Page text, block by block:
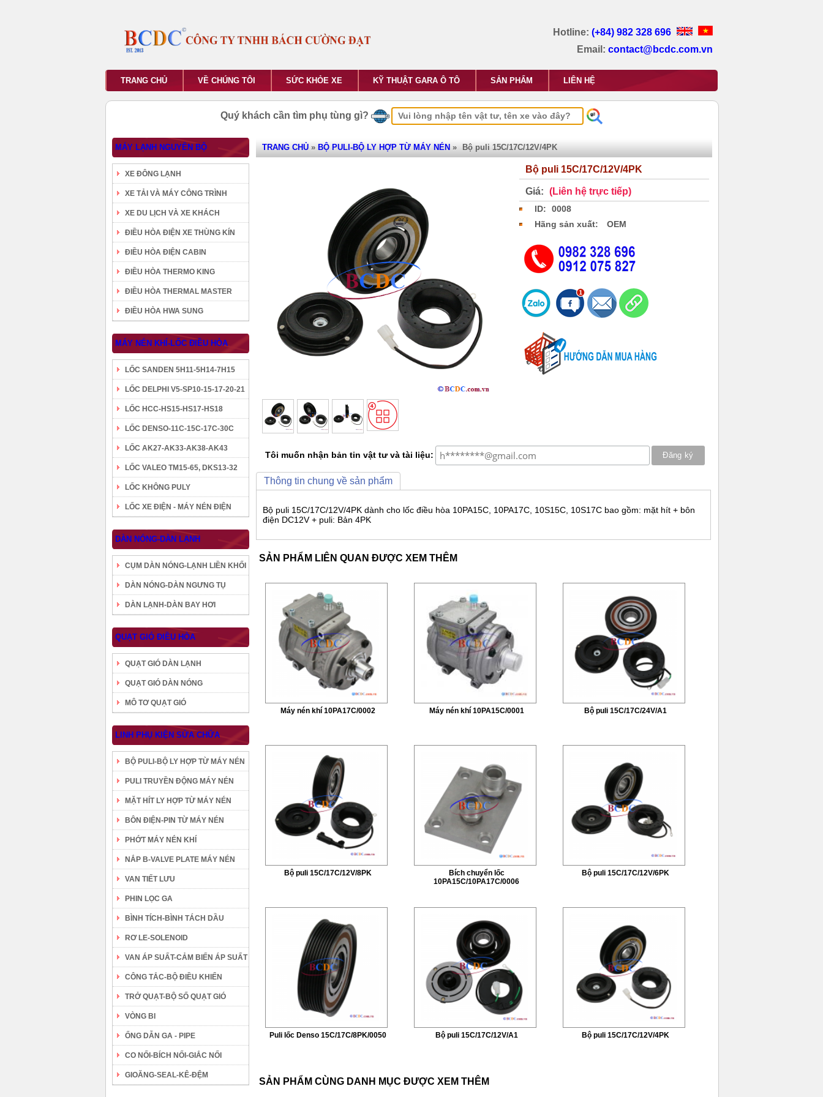
Hotline: (+84) 982 328 696
Email: contact@bcdc.com.vn
TRANG CHỦ VỀ CHÚNG TÔI SỨC KHỎE XE KỸ THUẬT GARA Ô TÔ SẢN PHẨM LIÊN HỆ
Quý khách cần tìm phụ tùng gì?
MÁY LẠNH NGUYÊN BỘ
XE ĐÔNG LẠNH
XE TẢI VÀ MÁY CÔNG TRÌNH
XE DU LỊCH VÀ XE KHÁCH
ĐIỀU HÒA ĐIỆN XE THÙNG KÍN
ĐIỀU HÒA ĐIỆN CABIN
ĐIỀU HÒA THERMO KING
ĐIỀU HÒA THERMAL MASTER
ĐIỀU HÒA HWA SUNG
MÁY NÉN KHÍ-LỐC ĐIỀU HÒA
LỐC SANDEN 5H11-5H14-7H15
LỐC DELPHI V5-SP10-15-17-20-21
LỐC HCC-HS15-HS17-HS18
LỐC DENSO-11C-15C-17C-30C
LỐC AK27-AK33-AK38-AK43
LỐC VALEO TM15-65, DKS13-32
LỐC KHÔNG PULY
LỐC XE ĐIỆN - MÁY NÉN ĐIỆN
DÀN NÓNG-DÀN LẠNH
CỤM DÀN NÓNG-LẠNH LIỀN KHỐI
DÀN NÓNG-DÀN NGƯNG TỤ
DÀN LẠNH-DÀN BAY HƠI
QUẠT GIÓ ĐIỀU HÒA
QUẠT GIÓ DÀN LẠNH
QUẠT GIÓ DÀN NÓNG
MÔ TƠ QUẠT GIÓ
LINH PHỤ KIỆN SỬA CHỮA
BỘ PULI-BỘ LY HỢP TỪ MÁY NÉN
PULI TRUYỀN ĐỘNG MÁY NÉN
MẶT HÍT LY HỢP TỪ MÁY NÉN
BÔN ĐIỆN-PIN TỪ MÁY NÉN
PHỚT MÁY NÉN KHÍ
NẮP B-VALVE PLATE MÁY NÉN
VAN TIẾT LƯU
PHIN LỌC GA
BÌNH TÍCH-BÌNH TÁCH DẦU
RƠ LE-SOLENOID
VAN ÁP SUẤT-CẢM BIẾN ÁP SUẤT
CÔNG TẮC-BỘ ĐIỀU KHIỂN
TRỞ QUẠT-BỘ SỐ QUẠT GIÓ
VÒNG BI
ỐNG DẪN GA - PIPE
CO NỐI-BÍCH NỐI-GIẮC NỐI
GIOĂNG-SEAL-KÊ-ĐỆM
TRANG CHỦ » BỘ PULI-BỘ LY HỢP TỪ MÁY NÉN » Bộ puli 15C/17C/12V/4PK
Bộ puli 15C/17C/12V/4PK
Giá: (Liên hệ trực tiếp)
ID:
0008
Hãng sản xuất:
OEM
Tôi muốn nhận bản tin vật tư và tài liệu:
Thông tin chung về sản phẩm
Bộ puli 15C/17C/12V/4PK dành cho lốc điều hòa 10PA15C, 10PA17C, 10S15C, 10S17C bao gồm: mặt hít + bôn
điện DC12V + puli: Bản 4PK
SẢN PHẨM LIÊN QUAN ĐƯỢC XEM THÊM
Máy nén khí 10PA17C/0002 Máy nén khí 10PA15C/0001 Bộ puli 15C/17C/24V/A1
Bộ puli 15C/17C/12V/8PK
Bích chuyển lốc
10PA15C/10PA17C/0006
Bộ puli 15C/17C/12V/6PK
Puli lốc Denso 15C/17C/8PK/0050 Bộ puli 15C/17C/12V/A1 Bộ puli 15C/17C/12V/4PK
SẢN PHẨM CÙNG DANH MỤC ĐƯỢC XEM THÊM